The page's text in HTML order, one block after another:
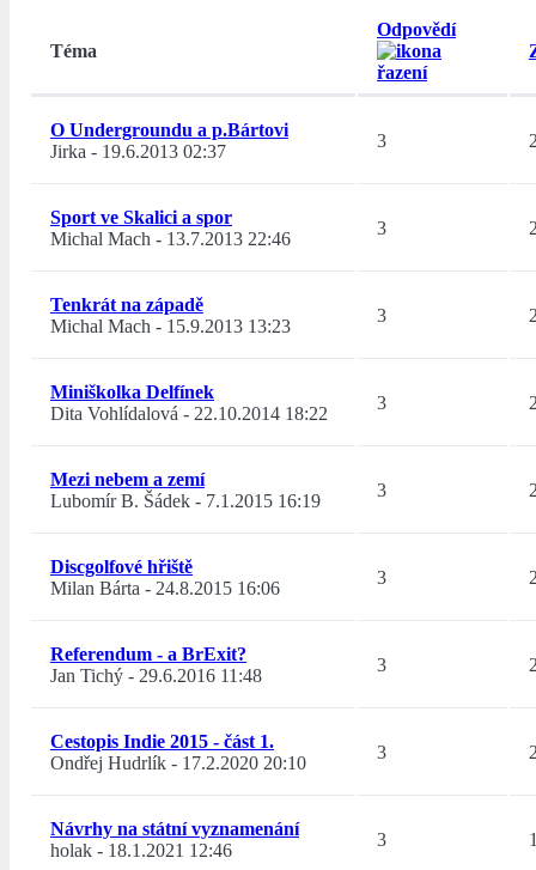
Téma
Odpovědí
O Undergroundu a p.Bártovi
Jirka - 19.6.2013 02:37
3
Sport ve Skalici a spor
Michal Mach - 13.7.2013 22:46
3
Tenkrát na západě
Michal Mach - 15.9.2013 13:23
3
Miniškolka Delfínek
Dita Vohlídalová - 22.10.2014 18:22
3
Mezi nebem a zemí
Lubomír B. Šádek - 7.1.2015 16:19
3
Discgolfové hřiště
Milan Bárta - 24.8.2015 16:06
3
Referendum - a BrExit?
Jan Tichý - 29.6.2016 11:48
3
Cestopis Indie 2015 - část 1.
Ondřej Hudrlík - 17.2.2020 20:10
3
Návrhy na státní vyznamenání
holak - 18.1.2021 12:46
3